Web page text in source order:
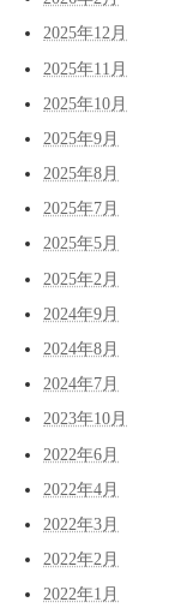
2025年12月
2025年11月
2025年10月
2025年9月
2025年8月
2025年7月
2025年5月
2025年2月
2024年9月
2024年8月
2024年7月
2023年10月
2022年6月
2022年4月
2022年3月
2022年2月
2022年1月